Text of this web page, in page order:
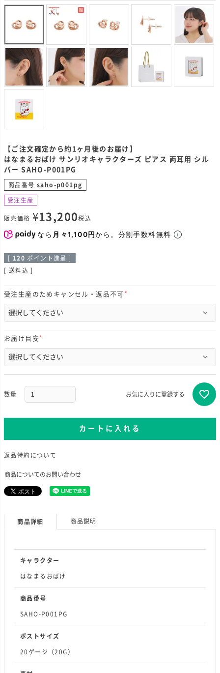
【ご注文確定から約1ヶ月後のお届け】
はなまるおばけ サンリオキャラクターズ ピアス 両耳用 シル
バー SAHO-P001PG
商品番号 saho-p001pg
受注生産
販売価格 ¥13,200税込
なら 月々1,100円から。分割手数料無料
[ 120 ポイント進呈 ]
送料込
受注生産のためキャンセル・返品不可
)
お届け目安
必
須
)
お気に入りに登録する
カートに入れる
返品特約について
商品についてのお問い合わせ
商品詳細 商品説明
キャラクター
はなまるおばけ
商品番号
SAHO-P001PG
ポストサイズ
20ゲージ（20G）